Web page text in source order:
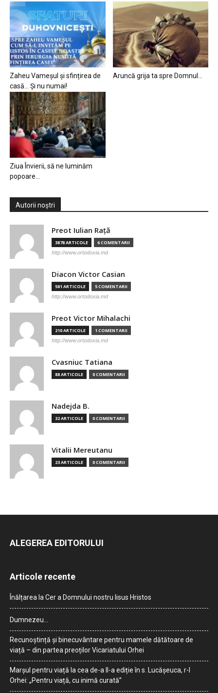
Zaheu Vameșul și sfințirea de
casă… Și nu numai!
Aruncă grija ta spre Domnul…
Ziua Învierii, să ne luminăm
popoare…
Autorii noștri
Preot Iulian Raţă
3878 ARTICOLE 6 COMENTARII
http://www.ortodoxia.md
Diacon Victor Casian
581 ARTICOLE 5 COMENTARII
http://www.ortodoxia.md
Preot Victor Mihalachi
210 ARTICOLE 1 COMENTARII
http://www.ortodoxia.md
Cvasniuc Tatiana
88 ARTICOLE 0 COMENTARII
Nadejda B.
32 ARTICOLE 0 COMENTARII
Vitalii Mereutanu
23 ARTICOLE 0 COMENTARII
ALEGEREA EDITORULUI
Articole recente
Înălțarea la Cer a Domnului nostru Iisus Hristos
Dumnezeu…
Recunoștință și binecuvântare pentru mamele dătătoare de
viață – din partea preoților Vicariatului Orhei
Marșul pentru viață la cea de-a II-a ediție în s. Lucășeuca, r-l
Orhei: „Pentru viață, cu inimă curată”